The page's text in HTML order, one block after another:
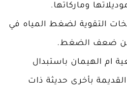
وماركاتها.
التقوية لضغط المياه في
من ضعف الضغط.
ام الهيمان باستبدال
بأخرى حديثة ذات